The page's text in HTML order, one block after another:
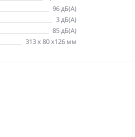
96 дБ(A)
3 дБ(A)
85 дБ(A)
313 x 80 x126 мм